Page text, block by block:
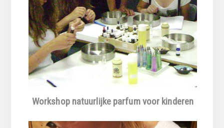
Workshop natuurlijke parfum voor kinderen